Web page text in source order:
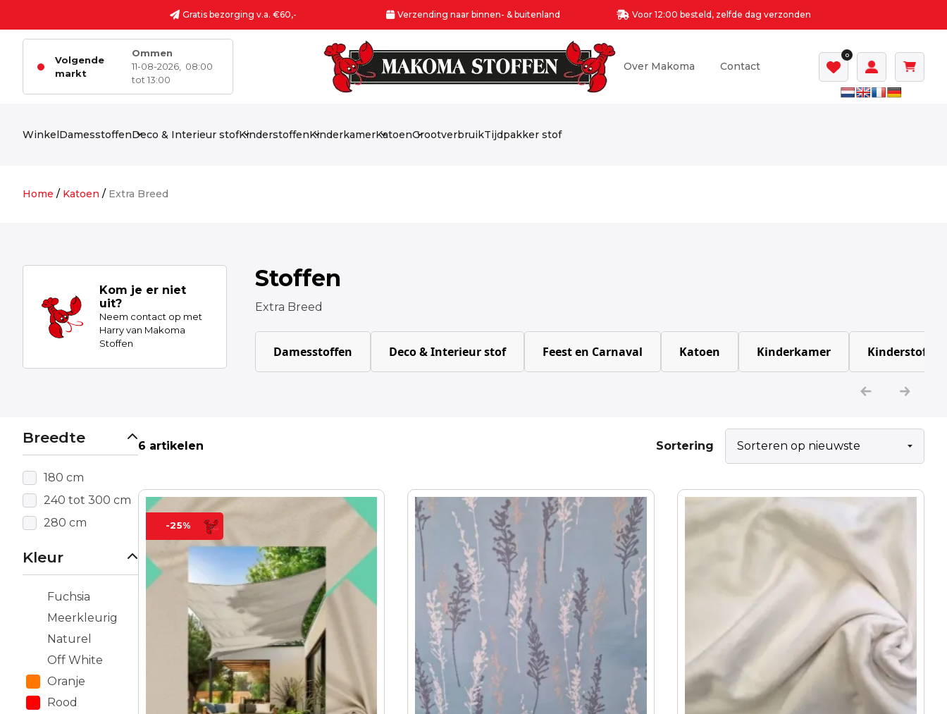
Gratis bezorging v.a. €60,- Verzending naar binnen- & buitenland Voor 12:00 besteld, zelfde dag verzonden
Volgende
markt
Ommen
11-08-2026,
08:00
tot 13:00
Over Makoma Contact
0
WinkelDamesstoffenDeco & Interieur stofKinderstoffenKinderkamerKatoenGrootverbruikTijdpakker stof
Home / Katoen / Extra Breed
Kom je er niet
uit?
Neem contact op met
Harry van Makoma
Stoffen
Stoffen
Extra Breed
Damesstoffen Deco & Interieur stof Feest en Carnaval Katoen Kinderkamer Kinderstoffen
Breedte
180 cm
240 tot 300 cm
280 cm
Kleur
Fuchsia
Meerkleurig
Naturel
Off White
Oranje
Rood
6 artikelen Sortering
-25%